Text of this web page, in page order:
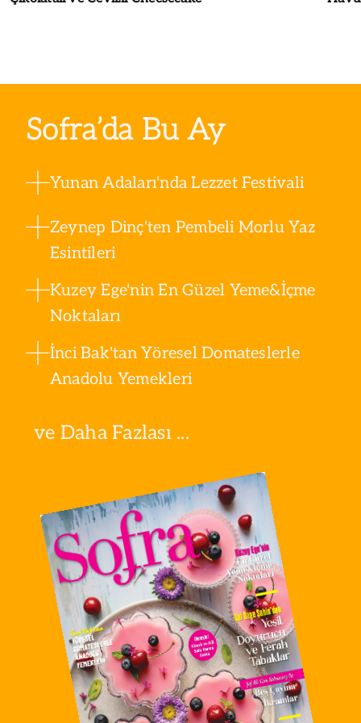
Sofra’da Bu Ay
Yunan Adaları'nda Lezzet Festivali
Zeynep Dinç'ten Pembeli Morlu Yaz
Esintileri
Kuzey Ege'nin En Güzel Yeme&İçme
Noktaları
İnci Bak'tan Yöresel Domateslerle
Anadolu Yemekleri
ve Daha Fazlası ...